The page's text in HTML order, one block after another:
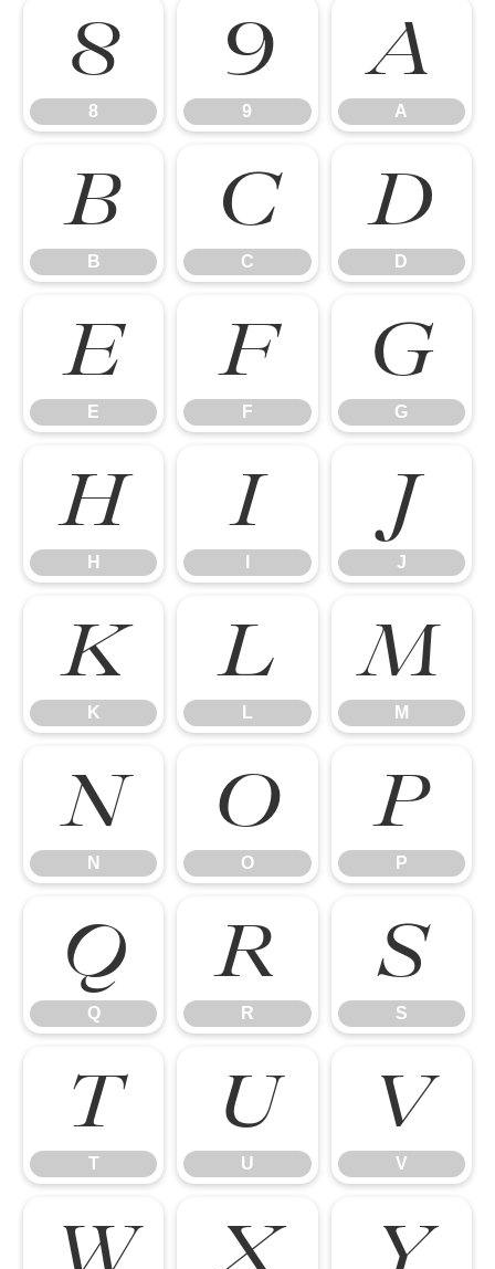
8
8
9
9
A
A
B
B
C
C
D
D
E
E
F
F
G
G
H
H
I J
J
K
K
L
L
M
M
N
N
O
O
P
P
Q
Q
R
R
S
S
T
T
U
U
V
V
W X Y